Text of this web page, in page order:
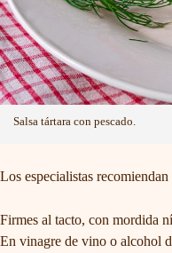
Salsa tártara con pescado.
Los especialistas
Firmes al tacto, con mordida
En vinagre de vino o alcohol